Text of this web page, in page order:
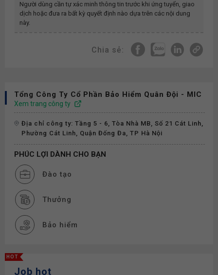
Người dùng cần tự xác minh thông tin trước khi ứng tuyển, giao
dịch hoặc đưa ra bất kỳ quyết định nào dựa trên các nội dung
này.
Chia sẻ:
Tổng Công Ty Cổ Phần Bảo Hiểm Quân Đội - MIC
Xem trang công ty
Địa chỉ công ty: Tầng 5 - 6, Tòa Nhà MB, Số 21 Cát Linh,
Phường Cát Linh, Quận Đống Đa, TP Hà Nội
PHÚC LỢI DÀNH CHO BẠN
Đào tạo
Thưởng
Bảo hiểm
HOT
Job hot